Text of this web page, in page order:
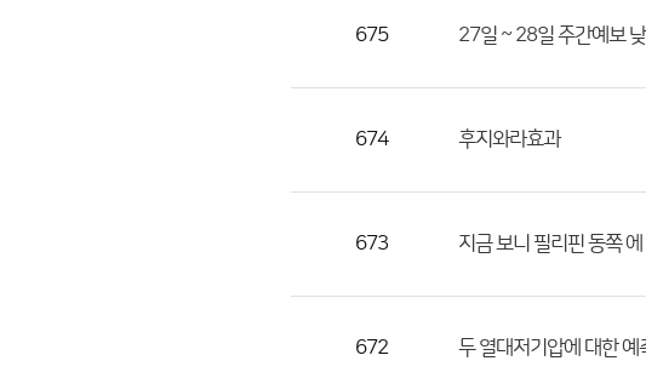
로
제
675 27일 ~ 28일 주간예보
674 후지와라효과
673 지금 보니 필리핀 동쪽
672 두 열대저기압에 대한 예